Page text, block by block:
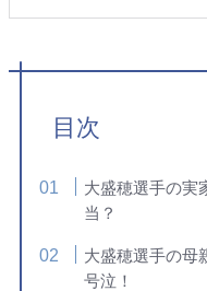
目次
大盛穂選手の実
当？
大盛穂選手の母
号泣！